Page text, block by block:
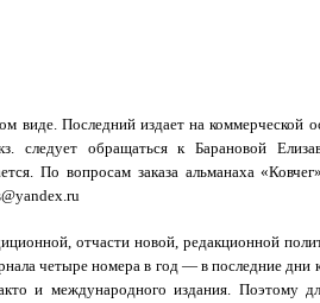
Последний издает на коммерческой
следует обращаться к Барановой
По вопросам заказа альманаха
отчасти новой, редакционной
четыре номера в год — в последние дни
и международного издания. Поэтому